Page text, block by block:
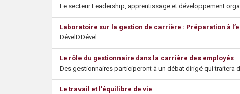
Le secteur Leadership, apprentissage et développement
Laboratoire sur la gestion de carrière : Préparation à
DévelDDével
Le rôle du gestionnaire dans la carrière des employés
Des gestionnaires participeront à un débat dirigé qui traitera
Le travail et l'équilibre de vie